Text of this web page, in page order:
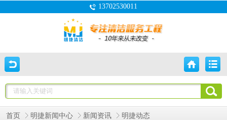
13702530011
首页 明捷新闻中心 新闻资讯 明捷动态